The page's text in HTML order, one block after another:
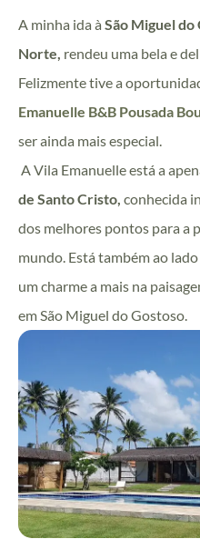
A minha ida à São Miguel do
Norte, rendeu uma bela e
Felizmente tive a
Emanuelle B&B Pousada
ser ainda mais especial.
A Vila Emanuelle está a
de Santo Cristo, conhecida
dos melhores pontos para a
mundo. Está também ao
um charme a mais na
em São Miguel do Gostoso.